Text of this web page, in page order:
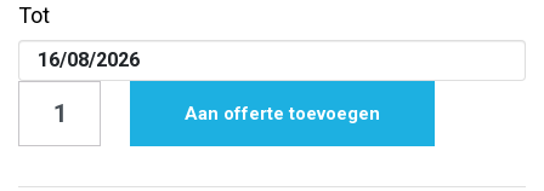
Tot
Aan offerte toevoegen